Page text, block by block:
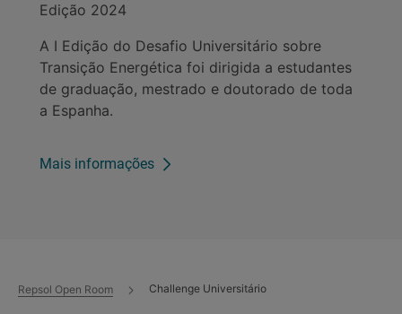
Edição 2024
A I Edição do Desafio Universitário sobre
Transição Energética foi dirigida a estudantes
de graduação, mestrado e doutorado de toda
a Espanha.
Mais informações
Repsol Open Room Challenge Universitário